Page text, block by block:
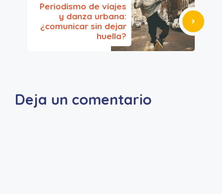
Periodismo de viajes
y danza urbana:
¿comunicar sin dejar
huella?
Deja un comentario